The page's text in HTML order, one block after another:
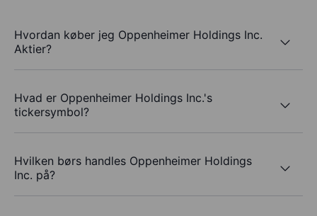
Hvordan køber jeg Oppenheimer Holdings Inc.
Aktier?
Hvad er Oppenheimer Holdings Inc.'s
tickersymbol?
Hvilken børs handles Oppenheimer Holdings
Inc. på?